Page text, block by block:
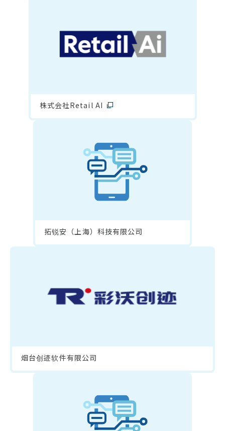
株式会社Retail AI
拓锐安（上海）科技有限公司
烟台创迹软件有限公司